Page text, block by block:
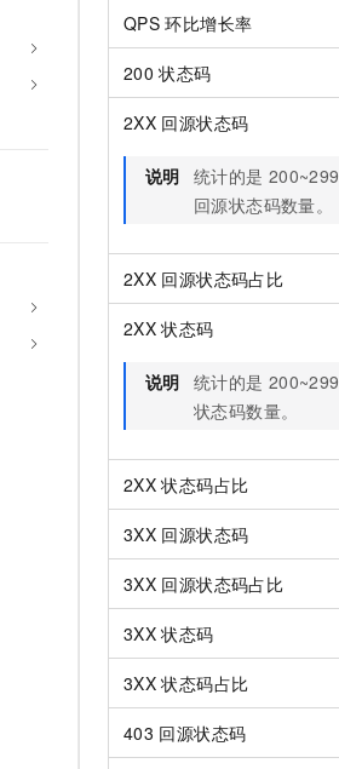
QPS 环比增长率
200 状态码
2XX 回源状态码
说明 统计的是 200~299
回源状态码数量。
2XX 回源状态码占比
2XX 状态码
说明 统计的是 200~299
状态码数量。
2XX 状态码占比
3XX 回源状态码
3XX 回源状态码占比
3XX 状态码
3XX 状态码占比
403 回源状态码